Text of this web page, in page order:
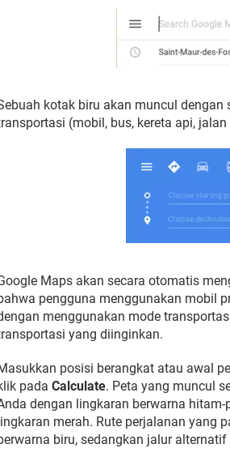
kotak biru akan muncul
(mobil, bus, kereta api,
Maps akan secara otomatis
pengguna menggunakan mobil
menggunakan mode
yang diinginkan.
posisi berangkat atau awal
pada Calculate. Peta yang muncul
dengan lingkaran berwarna
merah. Rute perjalanan yang
biru, sedangkan jalur